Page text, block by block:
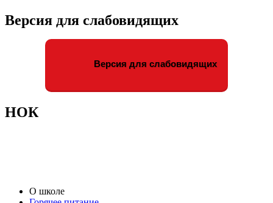
Версия для слабовидящих
Версия для слабовидящих
НОК
О школе